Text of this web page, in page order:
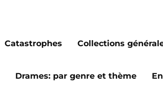
Catastrophes Collections
Drames: par genre et thème